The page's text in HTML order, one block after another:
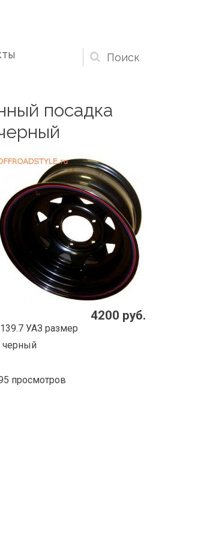
Форма
посадка
4200 руб.
УАЗ размер
черный
просмотров